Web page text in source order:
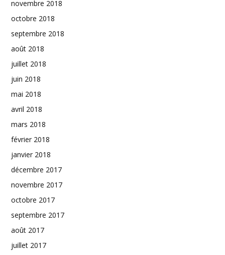
novembre 2018
octobre 2018
septembre 2018
août 2018
juillet 2018
juin 2018
mai 2018
avril 2018
mars 2018
février 2018
janvier 2018
décembre 2017
novembre 2017
octobre 2017
septembre 2017
août 2017
juillet 2017